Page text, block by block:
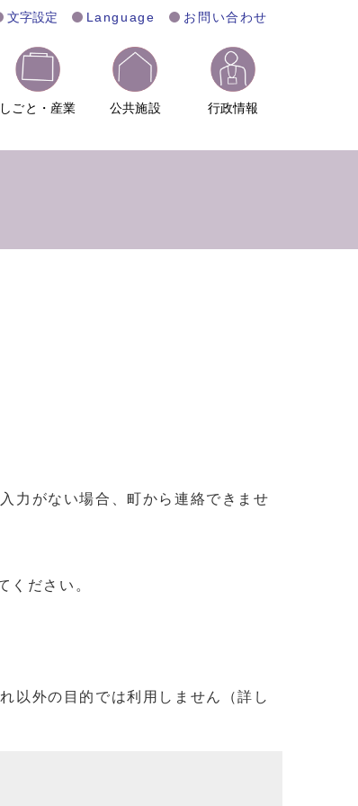
文字設定 Language お問い合わせ
しごと・産業 公共施設 行政情報
力がない場合、町から連絡できませ
ださい。
以外の目的では利用しません（詳し